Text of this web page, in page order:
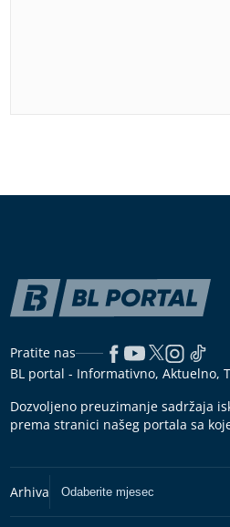
Pratite nas
BL portal - Informativno, Aktuelno,
Dozvoljeno preuzimanje sadržaja
prema stranici našeg portala sa